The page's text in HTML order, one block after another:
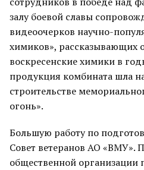
залу боевой славы
видеоочерков научно-
химиков», рассказывающих
воскресенские химики в
продукция комбината шла
строительстве
огонь».
Большую работу по
Совет ветеранов АО «ВМУ».
общественной